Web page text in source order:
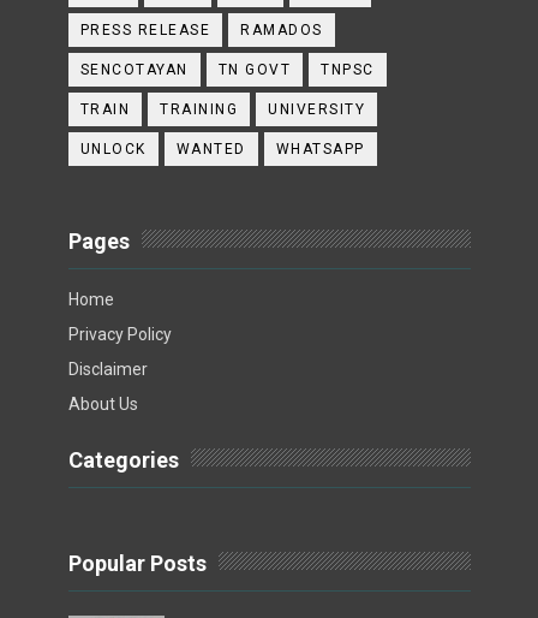
PRESS RELEASE RAMADOS
SENCOTAYAN TN GOVT TNPSC
TRAIN TRAINING UNIVERSITY
UNLOCK WANTED WHATSAPP
Pages
Home
Privacy Policy
Disclaimer
About Us
Categories
Popular Posts